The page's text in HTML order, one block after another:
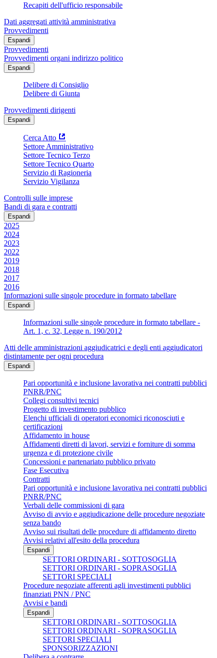
Recapiti dell'ufficio responsabile
Dati aggregati attività amministrativa
Provvedimenti
Espandi
Provvedimenti
Provvedimenti organi indirizzo politico
Espandi
Delibere di Consiglio
Delibere di Giunta
Provvedimenti dirigenti
Espandi
Cerca Atto
Settore Amministrativo
Settore Tecnico Terzo
Settore Tecnico Quarto
Servizio di Ragioneria
Servizio Vigilanza
Controlli sulle imprese
Bandi di gara e contratti
Espandi
2025
2024
2023
2022
2019
2018
2017
2016
Informazioni sulle singole procedure in formato tabellare
Espandi
Informazioni sulle singole procedure in formato tabellare -
Art. 1, c. 32, Legge n. 190/2012
Atti delle amministrazioni aggiudicatrici e degli enti aggiudicatori
distintamente per ogni procedura
Espandi
Pari opportunità e inclusione lavorativa nei contratti pubblici
PNRR/PNC
Collegi consultivi tecnici
Progetto di investimento pubblico
Elenchi ufficiali di operatori economici riconosciuti e
certificazioni
Affidamento in house
Affidamenti diretti di lavori, servizi e forniture di somma
urgenza e di protezione civile
Concessioni e partenariato pubblico privato
Fase Esecutiva
Contratti
Pari opportunità e inclusione lavorativa nei contratti pubblici
PNRR/PNC
Verbali delle commissioni di gara
Avviso di avvio e aggiudicazione delle procedure negoziate
senza bando
Avviso sui risultati delle procedure di affidamento diretto
Avvisi relativi all'esito della procedura
Espandi
SETTORI ORDINARI - SOTTOSOGLIA
SETTORI ORDINARI - SOPRASOGLIA
SETTORI SPECIALI
Procedure negoziate afferenti agli investimenti pubblici
finanziati PNN / PNC
Avvisi e bandi
Espandi
SETTORI ORDINARI - SOTTOSOGLIA
SETTORI ORDINARI - SOPRASOGLIA
SETTORI SPECIALI
SPONSORIZZAZIONI